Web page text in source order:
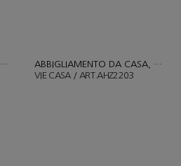
COMPLETO PIGIAMA
ABBIGLIAMENTO DA CASA
VIE CASA / ART.AHZ2203